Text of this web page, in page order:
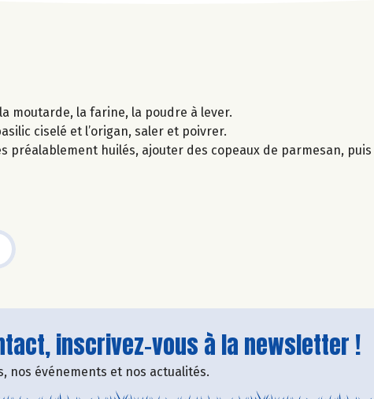
moutarde, la farine, la poudre à lever.
ciselé et l’origan, saler et poivrer.
préalablement huilés, ajouter des copeaux de parmesan,
inscrivez-vous à la newsletter !
nos événements et nos actualités.